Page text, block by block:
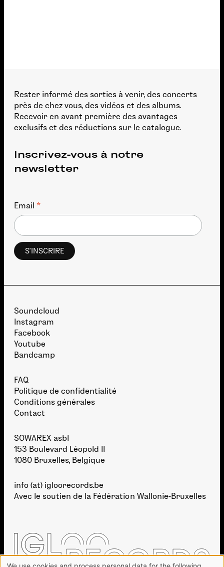
Rester informé des sorties à venir, des concerts
près de chez vous, des vidéos et des albums.
Recevoir en avant première des avantages
exclusifs et des réductions sur le catalogue.
Inscrivez-vous à notre
newsletter
Email *
Soundcloud
Instagram
Facebook
Youtube
Bandcamp
FAQ
Politique de confidentialité
Conditions générales
Contact
SOWAREX asbl
153 Boulevard Léopold II
1080 Bruxelles, Belgique
info (at) igloorecords.be
Avec le soutien de la Fédération Wallonie-Bruxelles